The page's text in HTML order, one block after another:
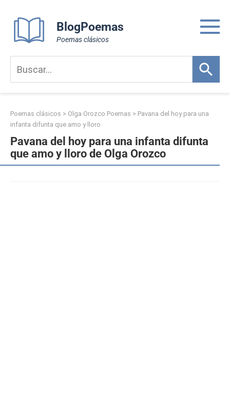
content
BlogPoemas
Poemas clásicos
Poemas clásicos > Olga Orozco Poemas > Pavana del hoy para una
infanta difunta que amo y lloro
Pavana del hoy para una infanta difunta
que amo y lloro de Olga Orozco